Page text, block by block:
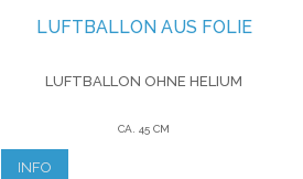
LUFTBALLON AUS FOLIE
LUFTBALLON OHNE HELIUM
CA. 45 CM
INFO